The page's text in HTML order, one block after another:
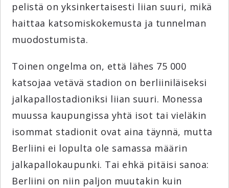
pelistä on yksinkertaisesti liian suuri, mikä
haittaa katsomiskokemusta ja tunnelman
muodostumista.
Toinen ongelma on, että lähes 75 000
katsojaa vetävä stadion on berliiniläiseksi
jalkapallostadioniksi liian suuri. Monessa
muussa kaupungissa yhtä isot tai vieläkin
isommat stadionit ovat aina täynnä, mutta
Berliini ei lopulta ole samassa määrin
jalkapallokaupunki. Tai ehkä pitäisi sanoa:
Berliini on niin paljon muutakin kuin